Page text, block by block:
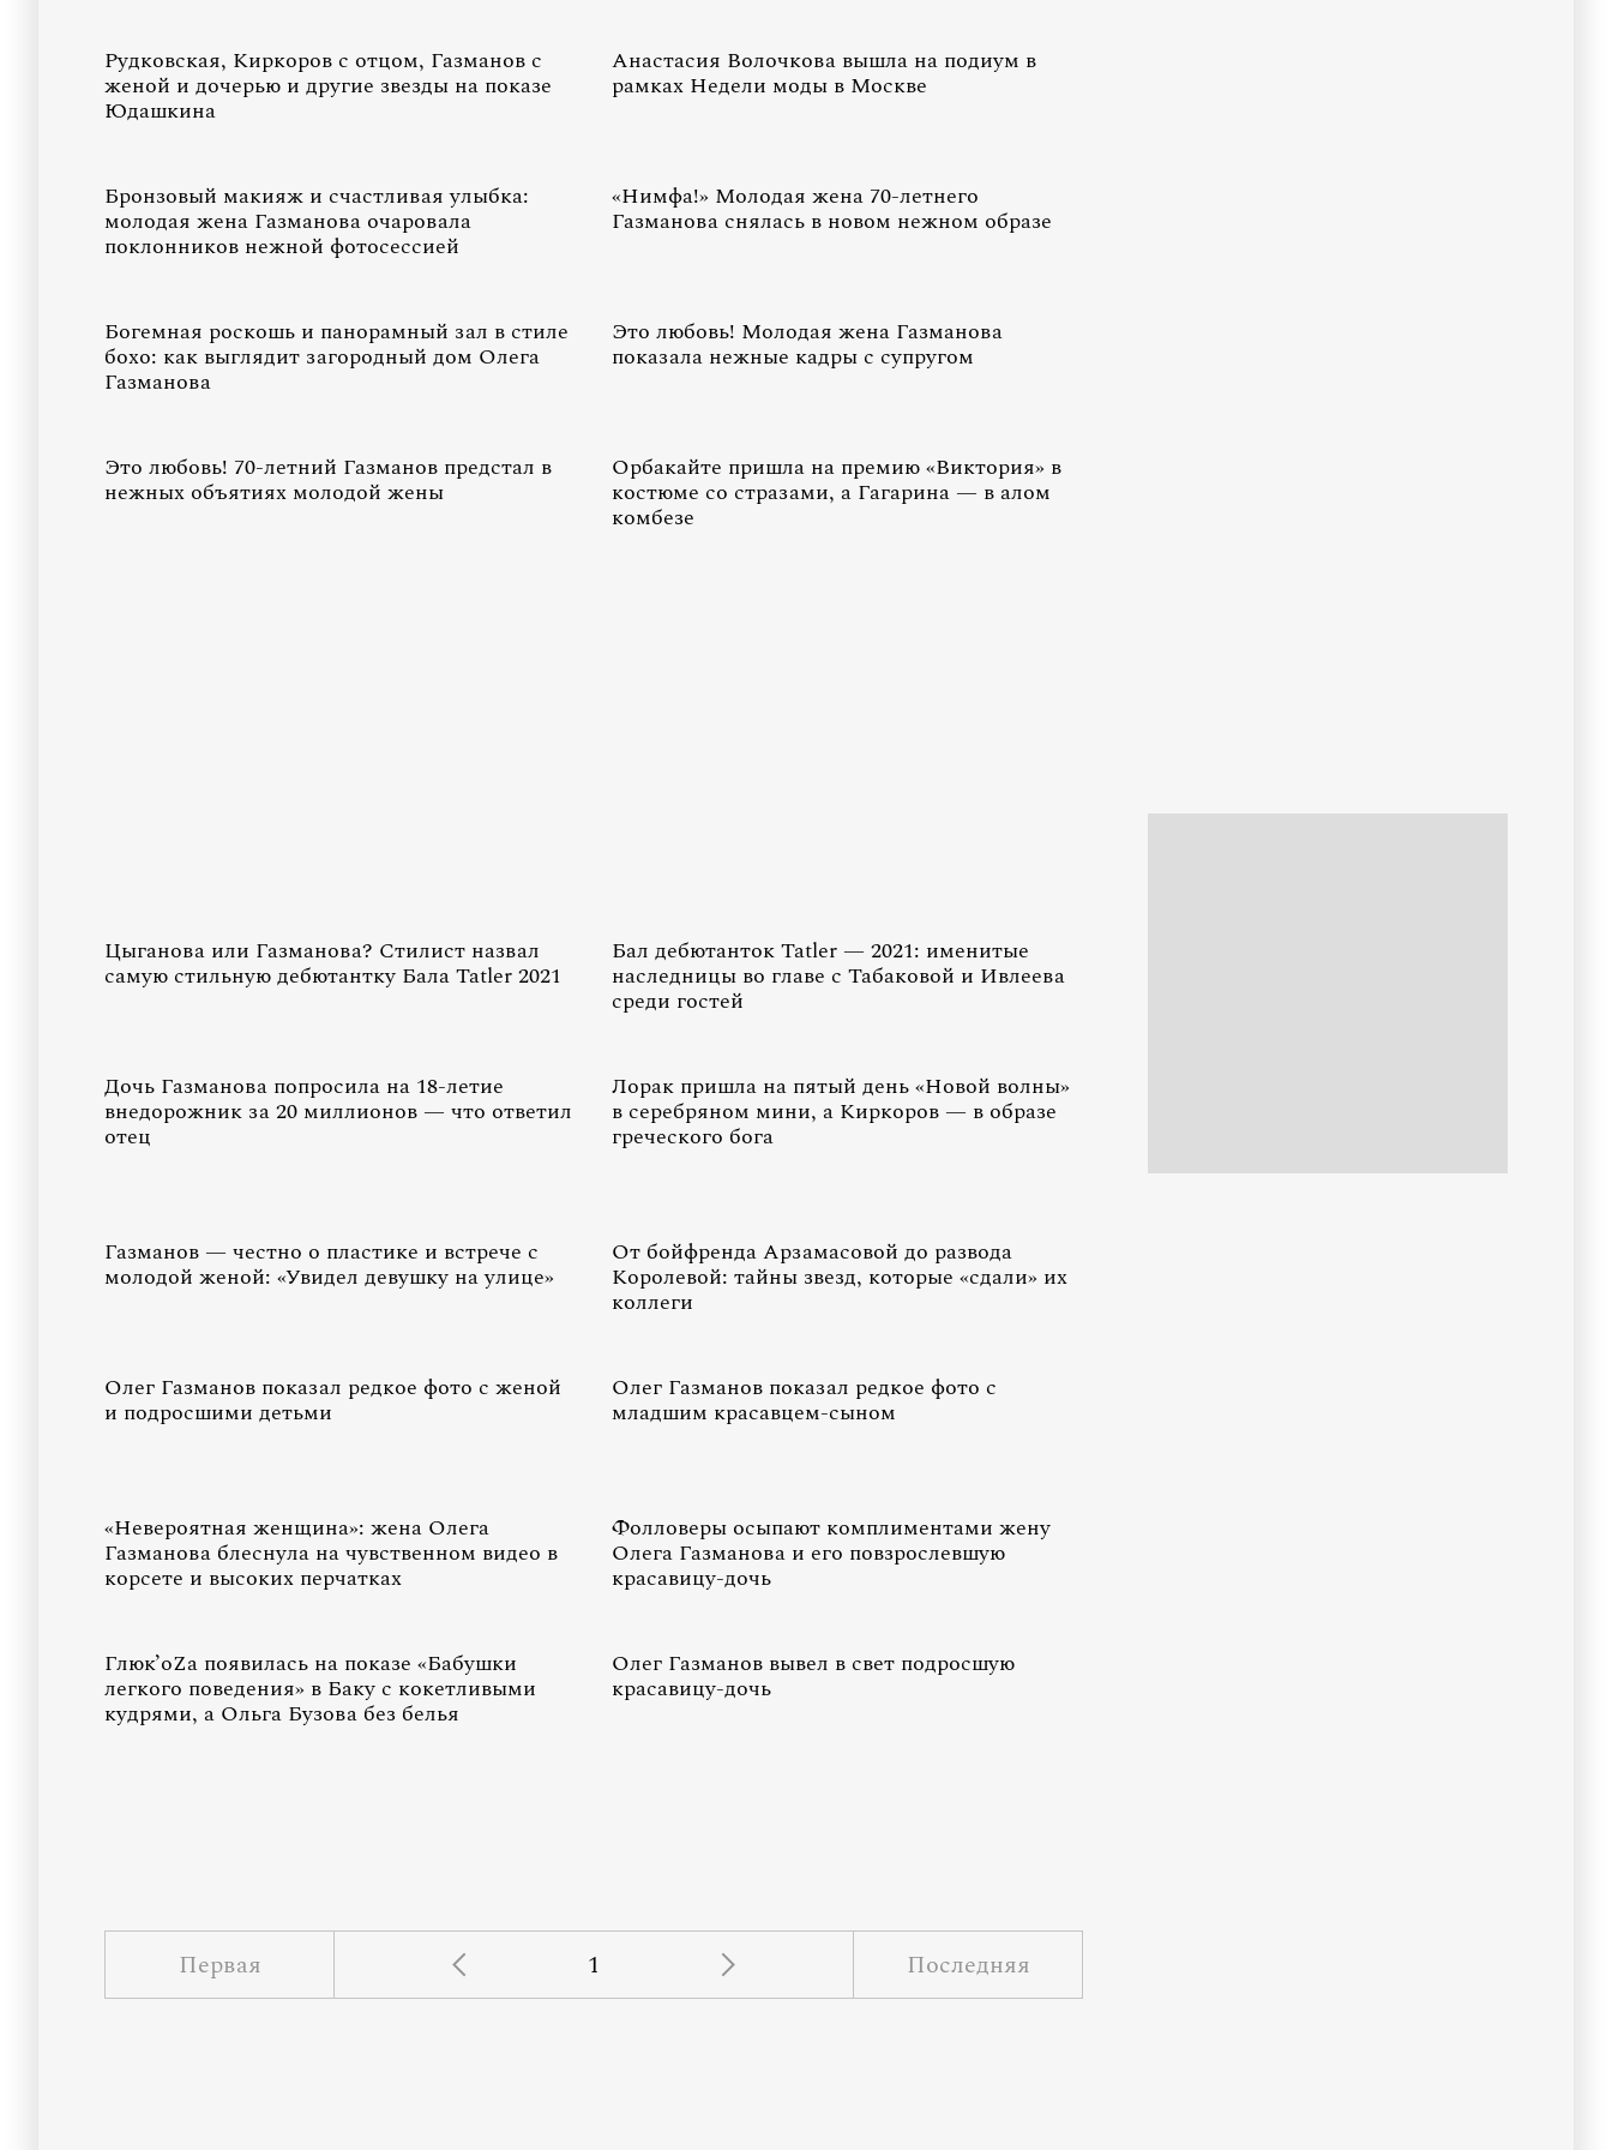
Рудковская, Киркоров с отцом, Газманов с
женой и дочерью и другие звезды на показе
Юдашкина
Анастасия Волочкова вышла на подиум в
рамках Недели моды в Москве
Бронзовый макияж и счастливая улыбка:
молодая жена Газманова очаровала
поклонников нежной фотосессией
«Нимфа!» Молодая жена 70-летнего
Газманова снялась в новом нежном образе
Богемная роскошь и панорамный зал в стиле
бохо: как выглядит загородный дом Олега
Газманова
Это любовь! Молодая жена Газманова
показала нежные кадры с супругом
Это любовь! 70-летний Газманов предстал в
нежных объятиях молодой жены
Орбакайте пришла на премию «Виктория» в
костюме со стразами, а Гагарина — в алом
комбезе
Цыганова или Газманова? Стилист назвал
самую стильную дебютантку Бала Tatler 2021
Бал дебютанток Tatler — 2021: именитые
наследницы во главе с Табаковой и Ивлеева
среди гостей
Дочь Газманова попросила на 18-летие
внедорожник за 20 миллионов — что ответил
отец
Лорак пришла на пятый день «Новой волны»
в серебряном мини, а Киркоров — в образе
греческого бога
Газманов — честно о пластике и встрече с
молодой женой: «Увидел девушку на улице»
От бойфренда Арзамасовой до развода
Королевой: тайны звезд, которые «сдали» их
коллеги
Олег Газманов показал редкое фото с женой
и подросшими детьми
Олег Газманов показал редкое фото с
младшим красавцем-сыном
«Невероятная женщина»: жена Олега
Газманова блеснула на чувственном видео в
корсете и высоких перчатках
Фолловеры осыпают комплиментами жену
Олега Газманова и его повзрослевшую
красавицу-дочь
Глюк’oZa появилась на показе «Бабушки
легкого поведения» в Баку с кокетливыми
кудрями, а Ольга Бузова без белья
Олег Газманов вывел в свет подросшую
красавицу-дочь
Первая 1 Последняя